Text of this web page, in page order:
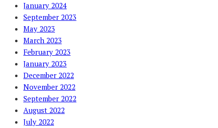
January 2024
September 2023
May 2023
March 2023
February 2023
January 2023
December 2022
November 2022
September 2022
August 2022
July 2022